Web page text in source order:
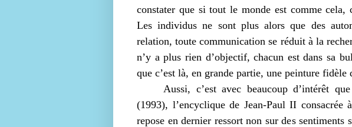
constater que si tout le monde est comme
Les individus ne sont plus alors que des
relation, toute communication se réduit à la
n’y a plus rien d’objectif, chacun est dans sa
que c’est là, en grande partie, une peinture fidèle
Aussi, c’est avec beaucoup d’intérêt
(1993), l’encyclique de Jean-Paul II
repose en dernier ressort non sur des